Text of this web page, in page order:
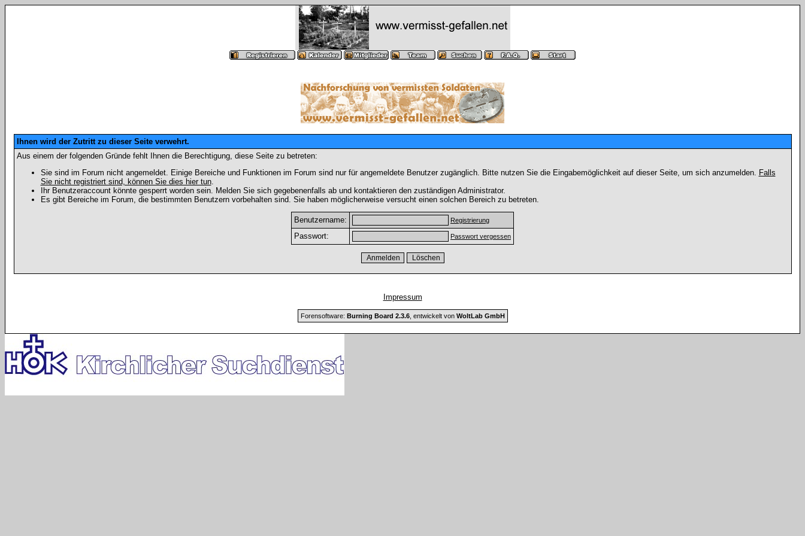
Ihnen wird der Zutritt zu dieser Seite verwehrt.
Aus einem der folgenden Gründe fehlt Ihnen die Berechtigung, diese Seite zu betreten:
Sie sind im Forum nicht angemeldet. Einige Bereiche und Funktionen im Forum sind nur für angemeldete Benutzer zugänglich. Bitte nutzen Sie die Eingabemöglichkeit auf dieser Seite, um sich anzumelden. Falls
Sie nicht registriert sind, können Sie dies hier tun.
Ihr Benutzeraccount könnte gesperrt worden sein. Melden Sie sich gegebenenfalls ab und kontaktieren den zuständigen Administrator.
Es gibt Bereiche im Forum, die bestimmten Benutzern vorbehalten sind. Sie haben möglicherweise versucht einen solchen Bereich zu betreten.
Benutzername: Registrierung
Passwort: Passwort vergessen
Impressum
Forensoftware: Burning Board 2.3.6, entwickelt von WoltLab GmbH